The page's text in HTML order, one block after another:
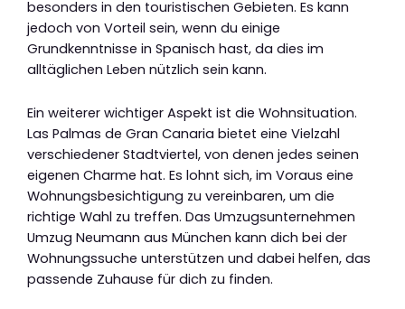
besonders in den touristischen Gebieten. Es kann
jedoch von Vorteil sein, wenn du einige
Grundkenntnisse in Spanisch hast, da dies im
alltäglichen Leben nützlich sein kann.
Ein weiterer wichtiger Aspekt ist die Wohnsituation.
Las Palmas de Gran Canaria bietet eine Vielzahl
verschiedener Stadtviertel, von denen jedes seinen
eigenen Charme hat. Es lohnt sich, im Voraus eine
Wohnungsbesichtigung zu vereinbaren, um die
richtige Wahl zu treffen. Das Umzugsunternehmen
Umzug Neumann aus München kann dich bei der
Wohnungssuche unterstützen und dabei helfen, das
passende Zuhause für dich zu finden.